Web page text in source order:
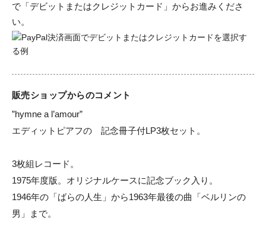
で「デビットまたはクレジットカード」からお進みくださ
い。
販売ショップからのコメント
”hymne a l’amour”
エディットピアフの　記念冊子付LP3枚セット。
3枚組レコード。
1975年度版。オリジナルケースに記念ブック入り。
1946年の「ばらの人生」から1963年最後の曲「ベルリンの
男」まで。